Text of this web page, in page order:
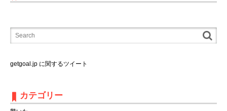
getgoal.jp に関するツイート
カテゴリー